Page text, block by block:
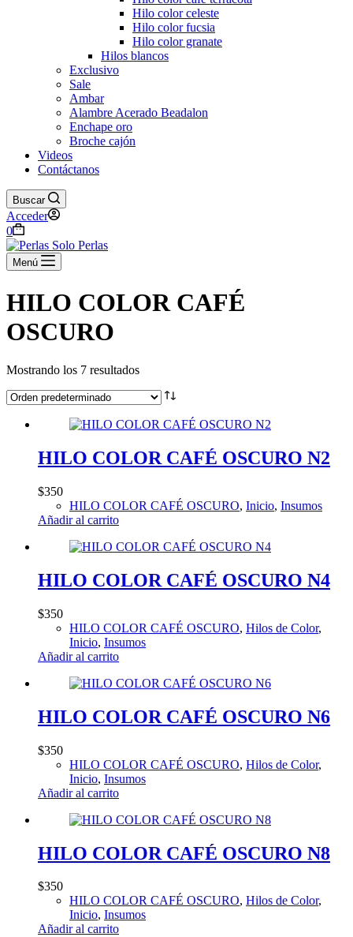
Hilo color celeste
Hilo color fucsia
Hilo color granate
Hilos blancos
Exclusivo
Sale
Ambar
Alambre Acerado Beadalon
Enchape oro
Broche cajón
Videos
Contáctanos
Buscar
Acceder
Carro
de
compra
0
Menú
HILO COLOR CAFÉ
OSCURO
Mostrando los 7 resultados
HILO COLOR CAFÉ OSCURO N2
$350
HILO COLOR CAFÉ OSCURO, Inicio, Insumos
Añadir al carrito
HILO COLOR CAFÉ OSCURO N4
$350
HILO COLOR CAFÉ OSCURO, Hilos de Color,
Inicio, Insumos
Añadir al carrito
HILO COLOR CAFÉ OSCURO N6
$350
HILO COLOR CAFÉ OSCURO, Hilos de Color,
Inicio, Insumos
Añadir al carrito
HILO COLOR CAFÉ OSCURO N8
$350
HILO COLOR CAFÉ OSCURO, Hilos de Color,
Inicio, Insumos
Añadir al carrito